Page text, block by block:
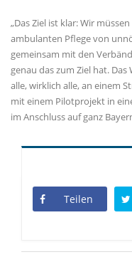
Das Ziel ist klar: Wir
ambulanten Pflege von
gemeinsam mit den
genau das zum Ziel hat.
alle, wirklich alle, an einem
mit einem Pilotprojekt in
im Anschluss auf ganz
Teilen